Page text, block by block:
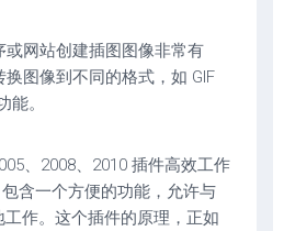
或网站创建插图图像非常有
图像到不同的格式，如 GIF
能。
、2008、2010 插件高效工作
含一个方便的功能，允许与
作。这个插件的原理，正如